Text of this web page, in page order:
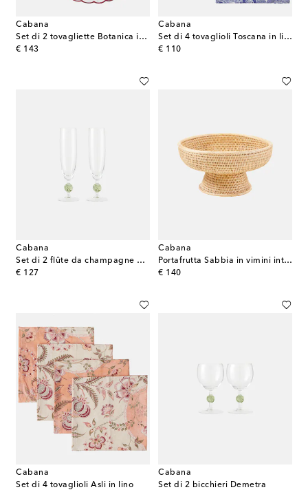
Cabana
Set di 2 tovagliette Botanica in lino con ricamo
€ 143
original price
Cabana
Set di 4 tovaglioli Toscana in lino
€ 110
original price
Cabana
Set di 2 flûte da champagne Demetra
€ 127
original price
Cabana
Portafrutta Sabbia in vimini intrecciato
€ 140
original price
Cabana
Set di 4 tovaglioli Asli in lino
Cabana
Set di 2 bicchieri Demetra